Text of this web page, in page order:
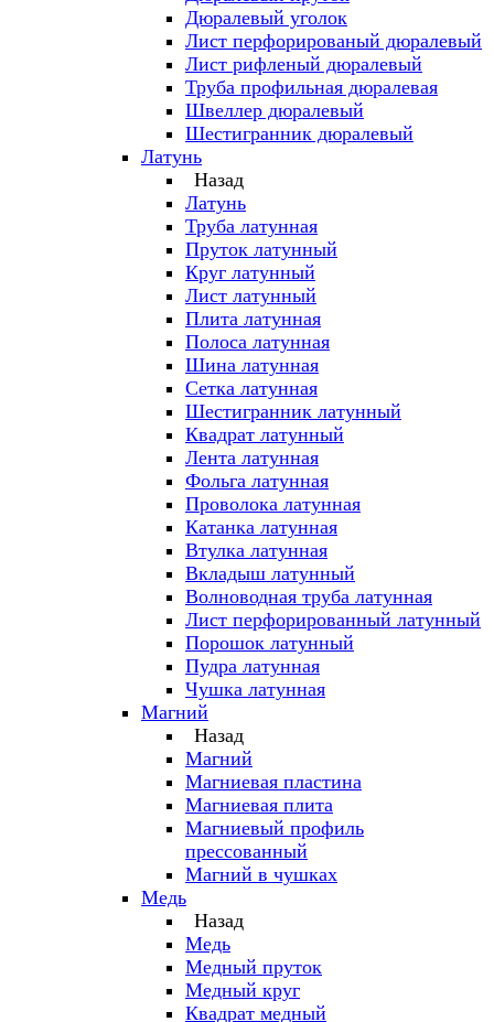
Дюралевый уголок
Лист перфорированый дюралевый
Лист рифленый дюралевый
Труба профильная дюралевая
Швеллер дюралевый
Шестигранник дюралевый
Латунь
Назад
Латунь
Труба латунная
Пруток латунный
Круг латунный
Лист латунный
Плита латунная
Полоса латунная
Шина латунная
Сетка латунная
Шестигранник латунный
Квадрат латунный
Лента латунная
Фольга латунная
Проволока латунная
Катанка латунная
Втулка латунная
Вкладыш латунный
Волноводная труба латунная
Лист перфорированный латунный
Порошок латунный
Пудра латунная
Чушка латунная
Магний
Назад
Магний
Магниевая пластина
Магниевая плита
Магниевый профиль
прессованный
Магний в чушках
Медь
Назад
Медь
Медный пруток
Медный круг
Квадрат медный